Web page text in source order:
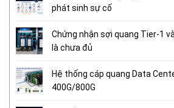
phát sinh sự cố
Chứng nhận sợi quang Tier-1
là chưa đủ
Hệ thống cáp quang Data
400G/800G